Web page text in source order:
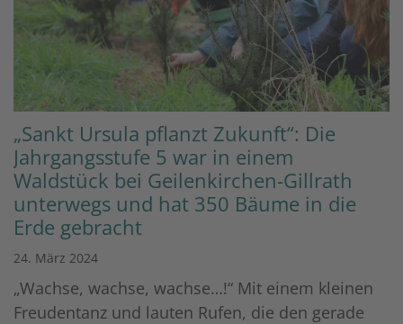
„Sankt Ursula pflanzt Zukunft“: Die
Jahrgangsstufe 5 war in einem
Waldstück bei Geilenkirchen-Gillrath
unterwegs und hat 350 Bäume in die
Erde gebracht
24. März 2024
„Wachse, wachse, wachse…!“ Mit einem kleinen
Freudentanz und lauten Rufen, die den gerade